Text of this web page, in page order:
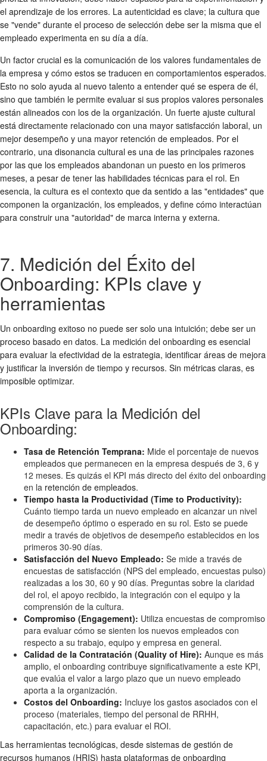
el aprendizaje de los errores. La autenticidad es clave; la cultura que
se "vende" durante el proceso de selección debe ser la misma que el
empleado experimenta en su día a día.
Un factor crucial es la comunicación de los valores fundamentales de
la empresa y cómo estos se traducen en comportamientos esperados.
Esto no solo ayuda al nuevo talento a entender qué se espera de él,
sino que también le permite evaluar si sus propios valores personales
están alineados con los de la organización. Un fuerte ajuste cultural
está directamente relacionado con una mayor satisfacción laboral, un
mejor desempeño y una mayor retención de empleados. Por el
contrario, una disonancia cultural es una de las principales razones
por las que los empleados abandonan un puesto en los primeros
meses, a pesar de tener las habilidades técnicas para el rol. En
esencia, la cultura es el contexto que da sentido a las "entidades" que
componen la organización, los empleados, y define cómo interactúan
para construir una "autoridad" de marca interna y externa.
7. Medición del Éxito del
Onboarding: KPIs clave y
herramientas
Un onboarding exitoso no puede ser solo una intuición; debe ser un
proceso basado en datos. La medición del onboarding es esencial
para evaluar la efectividad de la estrategia, identificar áreas de mejora
y justificar la inversión de tiempo y recursos. Sin métricas claras, es
imposible optimizar.
KPIs Clave para la Medición del
Onboarding:
Tasa de Retención Temprana: Mide el porcentaje de nuevos
empleados que permanecen en la empresa después de 3, 6 y
12 meses. Es quizás el KPI más directo del éxito del onboarding
en la retención de empleados.
Tiempo hasta la Productividad (Time to Productivity):
Cuánto tiempo tarda un nuevo empleado en alcanzar un nivel
de desempeño óptimo o esperado en su rol. Esto se puede
medir a través de objetivos de desempeño establecidos en los
primeros 30-90 días.
Satisfacción del Nuevo Empleado: Se mide a través de
encuestas de satisfacción (NPS del empleado, encuestas pulso)
realizadas a los 30, 60 y 90 días. Preguntas sobre la claridad
del rol, el apoyo recibido, la integración con el equipo y la
comprensión de la cultura.
Compromiso (Engagement): Utiliza encuestas de compromiso
para evaluar cómo se sienten los nuevos empleados con
respecto a su trabajo, equipo y empresa en general.
Calidad de la Contratación (Quality of Hire): Aunque es más
amplio, el onboarding contribuye significativamente a este KPI,
que evalúa el valor a largo plazo que un nuevo empleado
aporta a la organización.
Costos del Onboarding: Incluye los gastos asociados con el
proceso (materiales, tiempo del personal de RRHH,
capacitación, etc.) para evaluar el ROI.
Las herramientas tecnológicas, desde sistemas de gestión de
recursos humanos (HRIS) hasta plataformas de onboarding